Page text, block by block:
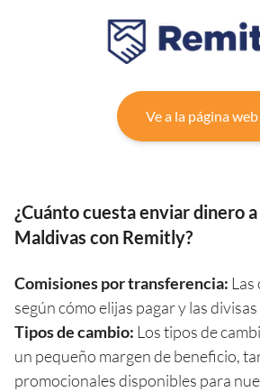
Ve a la página web
¿Cuánto cuesta enviar dinero a
Maldivas con Remitly?
Comisiones por transferencia: Las
según cómo elijas pagar y las
Tipos de cambio: Los tipos de
un pequeño margen de beneficio,
promocionales disponibles para